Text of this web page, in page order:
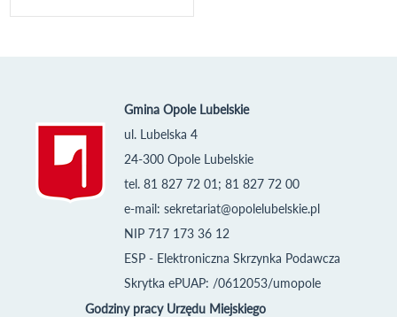
Gmina Opole Lubelskie
ul. Lubelska 4
24-300 Opole Lubelskie
tel. 81 827 72 01; 81 827 72 00
e-mail: sekretariat@opolelubelskie.pl
NIP 717 173 36 12
ESP - Elektroniczna Skrzynka Podawcza
Skrytka ePUAP: /0612053/umopole
Godziny pracy Urzędu Miejskiego